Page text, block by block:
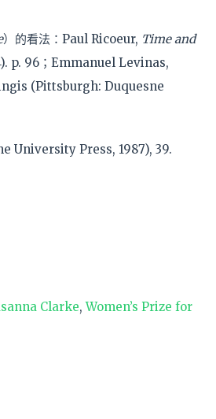
）的看法： Paul Ricoeur, Time and
p. 96； Emmanuel Levinas,
(Pittsburgh: Duquesne
University Press, 1987), 39.
Clarke,Women’s Prize for